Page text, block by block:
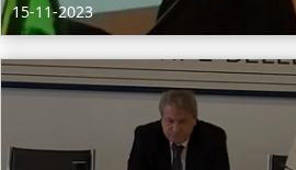
15-11-2023